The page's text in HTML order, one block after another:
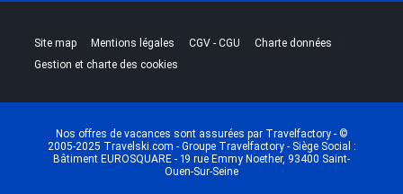
Site map |Mentions légales |CGV - CGU |Charte données
Gestion et charte des cookies
Nos offres de vacances sont assurées par Travelfactory - ©
2005-2025 Travelski.com - Groupe Travelfactory - Siège Social :
Bâtiment EUROSQUARE - 19 rue Emmy Noether, 93400 Saint-
Ouen-Sur-Seine